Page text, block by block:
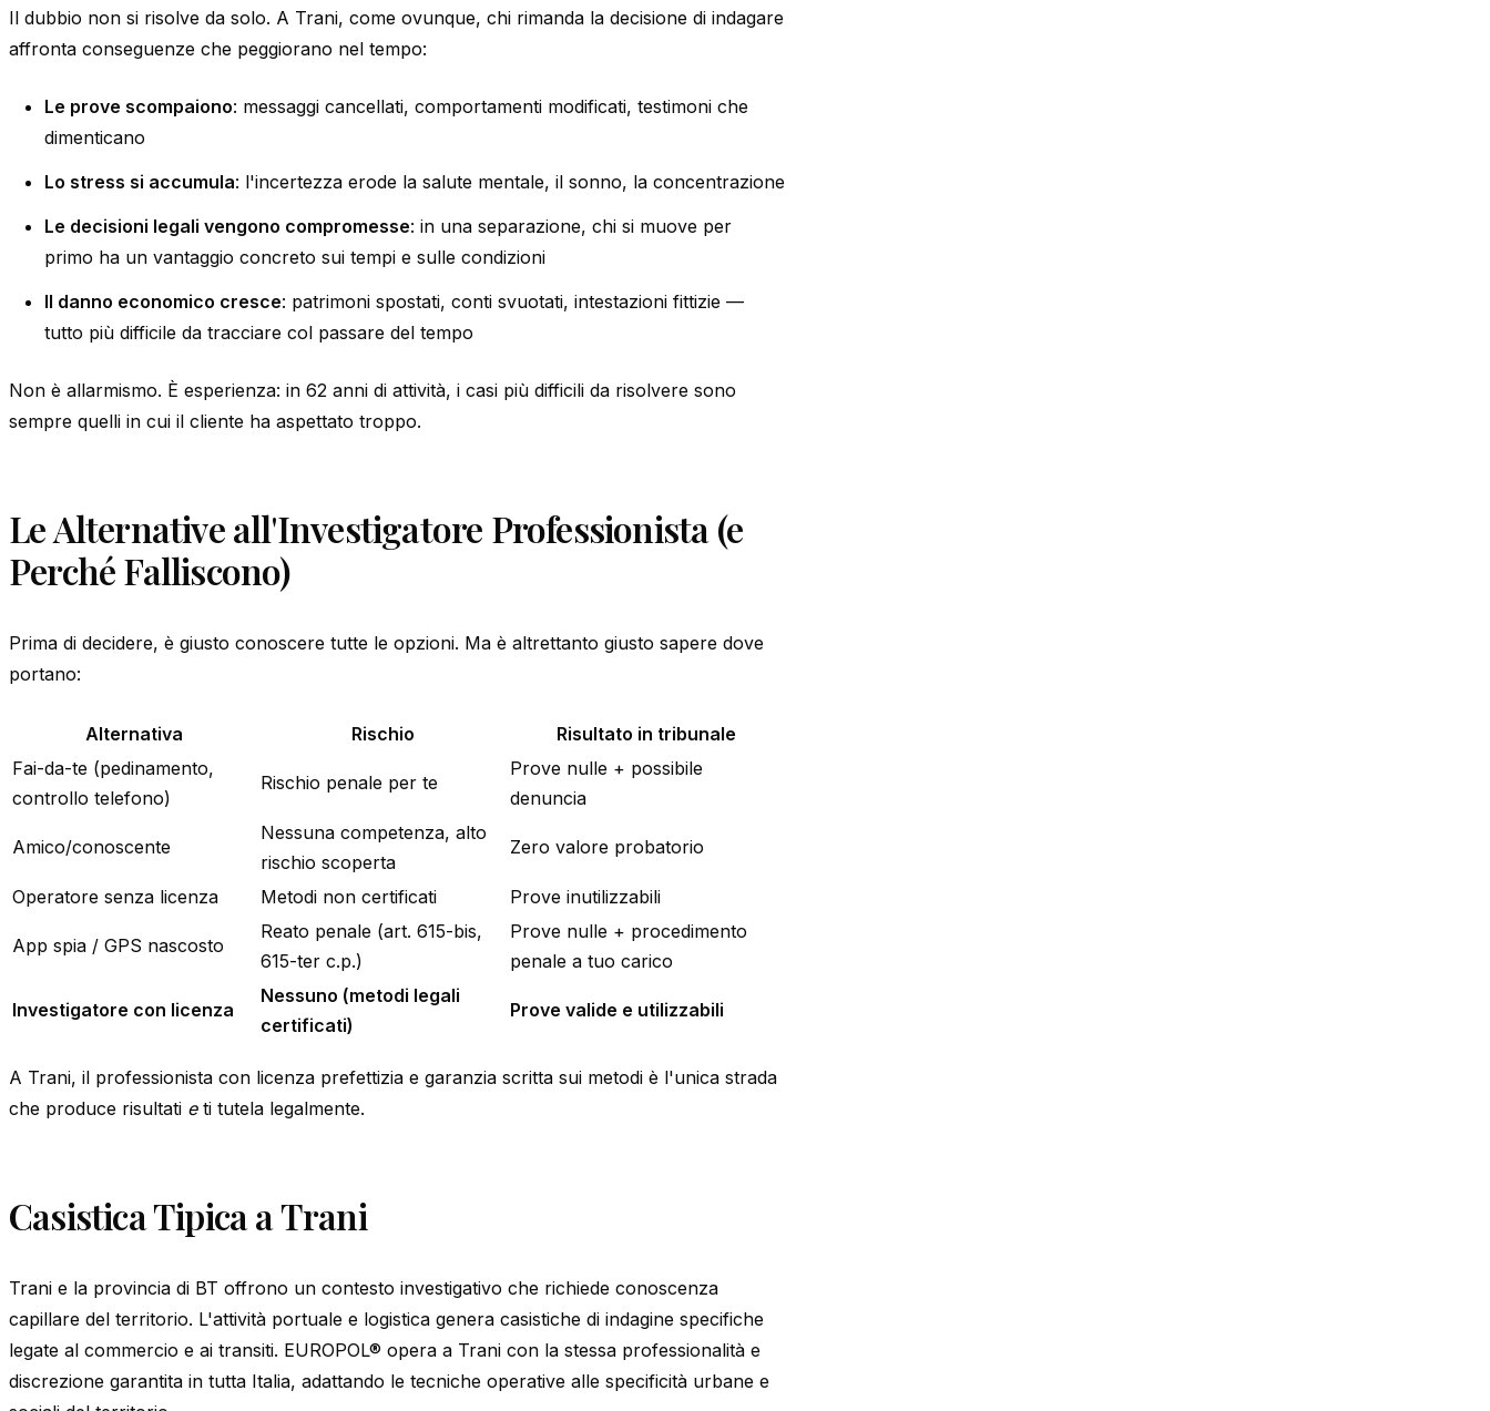
Il dubbio non si risolve da solo. A Trani, come ovunque, chi rimanda la decisione di indagare
affronta conseguenze che peggiorano nel tempo:
Le prove scompaiono: messaggi cancellati, comportamenti modificati, testimoni che
dimenticano
Lo stress si accumula: l'incertezza erode la salute mentale, il sonno, la concentrazione
Le decisioni legali vengono compromesse: in una separazione, chi si muove per
primo ha un vantaggio concreto sui tempi e sulle condizioni
Il danno economico cresce: patrimoni spostati, conti svuotati, intestazioni fittizie —
tutto più difficile da tracciare col passare del tempo
Non è allarmismo. È esperienza: in 62 anni di attività, i casi più difficili da risolvere sono
sempre quelli in cui il cliente ha aspettato troppo.
Le Alternative all'Investigatore Professionista (e
Perché Falliscono)
Prima di decidere, è giusto conoscere tutte le opzioni. Ma è altrettanto giusto sapere dove
portano:
Alternativa Rischio
Risultato in tribunale
Fai-da-te (pedinamento,
controllo telefono)
Rischio penale per te
Prove nulle + possibile
denuncia
Amico/conoscente
Nessuna competenza, alto
rischio scoperta
Zero valore probatorio
Operatore senza licenza Metodi non certificati Prove inutilizzabili
App spia / GPS nascosto
Reato penale (art. 615-bis,
615-ter c.p.)
Prove nulle + procedimento
penale a tuo carico
Investigatore con licenza
Nessuno (metodi legali
certificati)
Prove valide e utilizzabili
A Trani, il professionista con licenza prefettizia e garanzia scritta sui metodi è l'unica strada
che produce risultati eti tutela legalmente.
Casistica Tipica a Trani
Trani e la provincia di BT offrono un contesto investigativo che richiede conoscenza
capillare del territorio. L'attività portuale e logistica genera casistiche di indagine specifiche
legate al commercio e ai transiti. EUROPOL® opera a Trani con la stessa professionalità e
discrezione garantita in tutta Italia, adattando le tecniche operative alle specificità urbane e